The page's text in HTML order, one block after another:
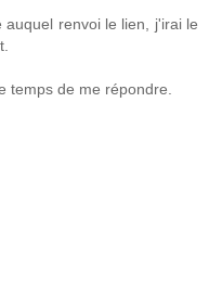
renvoi le lien, j'irai le
temps de me répondre.